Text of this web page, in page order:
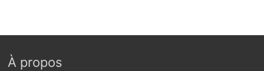
À propos